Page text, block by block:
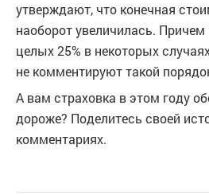
утверждают, что конечная
наоборот увеличилась. Причем
целых 25% в некоторых
не комментируют такой
А вам страховка в этом году
дороже? Поделитесь своей
комментариях.